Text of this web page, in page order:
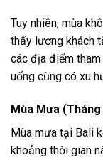
Thời tiết chính là
hài lòng của du
đắn, hãy xem xét
Mùa Khô (Tháng
Mùa khô tại Bali
hàng năm. Đây là